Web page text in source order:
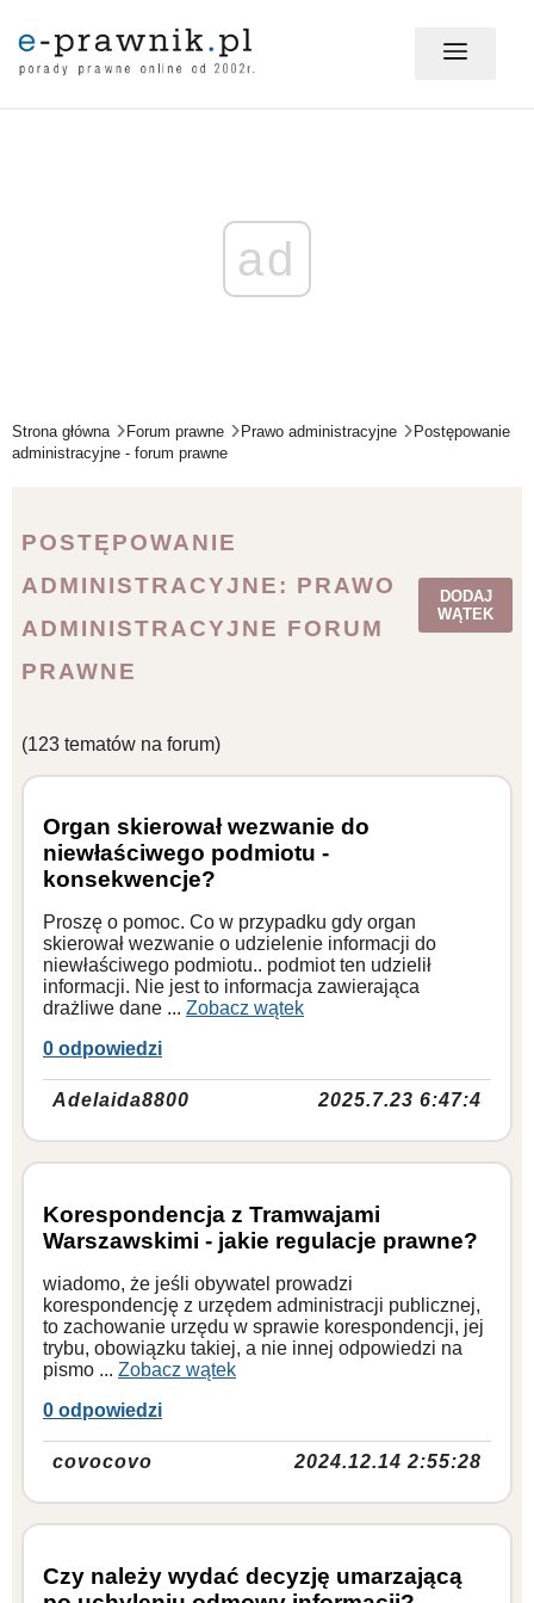
PORADY PRAWNE ONLINE
WZORY DOKUMENTÓW
FORUM PRAWNE
ad
Strona główna Forum prawne Prawo administracyjne
Postępowanie
administracyjne - forum prawne
POSTĘPOWANIE
ADMINISTRACYJNE: PRAWO
ADMINISTRACYJNE FORUM
PRAWNE
DODAJ
WĄTEK
(123 tematów na forum)
Organ skierował wezwanie do
niewłaściwego podmiotu -
konsekwencje?
Proszę o pomoc. Co w przypadku gdy organ
skierował wezwanie o udzielenie informacji do
niewłaściwego podmiotu.. podmiot ten udzielił
informacji. Nie jest to informacja zawierająca
drażliwe dane ... Zobacz wątek
0 odpowiedzi
Adelaida8800 2025.7.23 6:47:4
Korespondencja z Tramwajami
Warszawskimi - jakie regulacje prawne?
wiadomo, że jeśli obywatel prowadzi
korespondencję z urzędem administracji publicznej,
to zachowanie urzędu w sprawie korespondencji, jej
trybu, obowiązku takiej, a nie innej odpowiedzi na
pismo ... Zobacz wątek
0 odpowiedzi
covocovo 2024.12.14 2:55:28
Czy należy wydać decyzję umarzającą